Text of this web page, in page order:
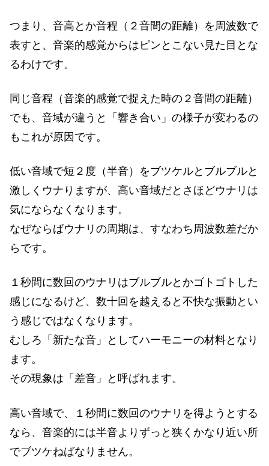
つまり、音高とか音程（２音間の距離）を周波数で
表すと、音楽的感覚からはピンとこない見た目とな
るわけです。
同じ音程（音楽的感覚で捉えた時の２音間の距離）
でも、音域が違うと「響き合い」の様子が変わるの
もこれが原因です。
低い音域で短２度（半音）をブツケルとブルブルと
激しくウナりますが、高い音域だとさほどウナリは
気にならなくなります。
なぜならばウナリの周期は、すなわち周波数差だか
らです。
１秒間に数回のウナリはブルブルとかゴトゴトした
感じになるけど、数十回を越えると不快な振動とい
う感じではなくなります。
むしろ「新たな音」としてハーモニーの材料となり
ます。
その現象は「差音」と呼ばれます。
高い音域で、１秒間に数回のウナリを得ようとする
なら、音楽的には半音よりずっと狭くかなり近い所
でブツケねばなりません。